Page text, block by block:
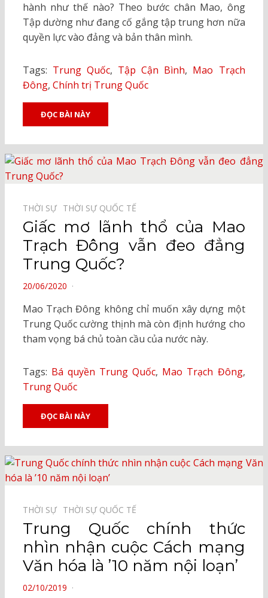
hành như thế nào? Theo bước chân Mao, ông
Tập dường như đang cố gắng tập trung hơn nữa
quyền lực vào đảng và bản thân mình.
Tags: Trung Quốc, Tập Cận Bình, Mao Trạch
Đông, Chính trị Trung Quốc
ĐỌC BÀI NÀY
THỜI SỰ⠀ THỜI SỰ QUỐC TẾ⠀
Giấc mơ lãnh thổ của Mao
Trạch Đông vẫn đeo đẳng
Trung Quốc?
POSTED
20/06/2020
Mao Trạch Đông không chỉ muốn xây dựng một
Trung Quốc cường thịnh mà còn định hướng cho
tham vọng bá chủ toàn cầu của nước này.
Tags: Bá quyền Trung Quốc, Mao Trạch Đông,
Trung Quốc
ĐỌC BÀI NÀY
THỜI SỰ⠀ THỜI SỰ QUỐC TẾ⠀
Trung Quốc chính thức
nhìn nhận cuộc Cách mạng
Văn hóa là ’10 năm nội loạn’
POSTED
02/10/2019